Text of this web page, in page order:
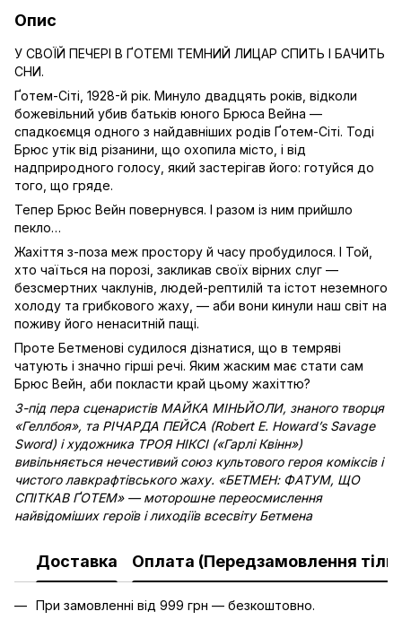
Опис
У СВОЇЙ ПЕЧЕРІ В ҐОТЕМІ ТЕМНИЙ ЛИЦАР СПИТЬ І БАЧИТЬ
СНИ.
Ґотем-Сіті, 1928-й рік. Минуло двадцять років, відколи
божевільний убив батьків юного Брюса Вейна —
спадкоємця одного з найдавніших родів Ґотем-Сіті. Тоді
Брюс утік від різанини, що охопила місто, і від
надприродного голосу, який застерігав його: готуйся до
того, що гряде.
Тепер Брюс Вейн повернувся. І разом із ним прийшло
пекло…
Жахіття з-поза меж простору й часу пробудилося. І Той,
хто чаїться на порозі, закликав своїх вірних слуг —
безсмертних чаклунів, людей-рептилій та істот неземного
холоду та грибкового жаху, — аби вони кинули наш світ на
поживу його ненаситній пащі.
Проте Бетменові судилося дізнатися, що в темряві
чатують і значно гірші речі. Яким жаским має стати сам
Брюс Вейн, аби покласти край цьому жахіттю?
З-під пера сценаристів МАЙКА МІНЬЙОЛИ, знаного творця
«Геллбоя», та РІЧАРДА ПЕЙСА (Robert E. Howard’s Savage
Sword) і художника ТРОЯ НІКСІ («Гарлі Квінн»)
вивільняється нечестивий союз культового героя коміксів і
чистого лавкрафтівського жаху. «БЕТМЕН: ФАТУМ, ЩО
СПІТКАВ ҐОТЕМ» — моторошне переосмислення
найвідоміших героїв і лиходіїв всесвіту Бетмена
Доставка Оплата (Передзамовлення
При замовленні від 999 грн — безкоштовно.